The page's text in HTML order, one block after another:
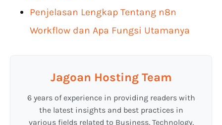
Penjelasan Lengkap Tentang n8n
Workflow dan Apa Fungsi Utamanya
Jagoan Hosting Team
6 years of experience in providing readers with
the latest insights and best practices in
various fields related to Business, Technology,